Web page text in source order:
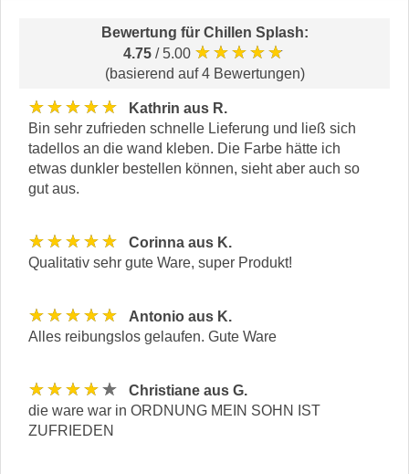
Bewertung für Chillen Splash:
4.75 / 5.00 ★★★★★
(basierend auf 4 Bewertungen)
★★★★★
Kathrin aus R.
Bin sehr zufrieden schnelle Lieferung und ließ sich
tadellos an die wand kleben. Die Farbe hätte ich
etwas dunkler bestellen können, sieht aber auch so
gut aus.
★★★★★
Corinna aus K.
Qualitativ sehr gute Ware, super Produkt!
★★★★★
Antonio aus K.
Alles reibungslos gelaufen. Gute Ware
★★★★★
Christiane aus G.
die ware war in ORDNUNG MEIN SOHN IST
ZUFRIEDEN